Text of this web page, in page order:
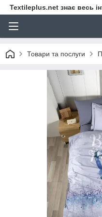
Textileplus.net знає весь
Товари та послуги